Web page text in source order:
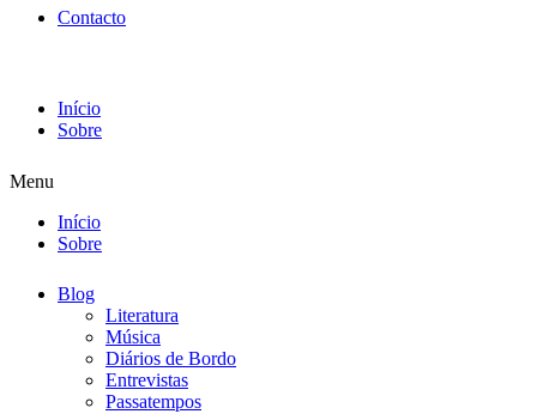
Contacto
Início
Sobre
Menu
Início
Sobre
Blog
Literatura
Música
Diários de Bordo
Entrevistas
Passatempos